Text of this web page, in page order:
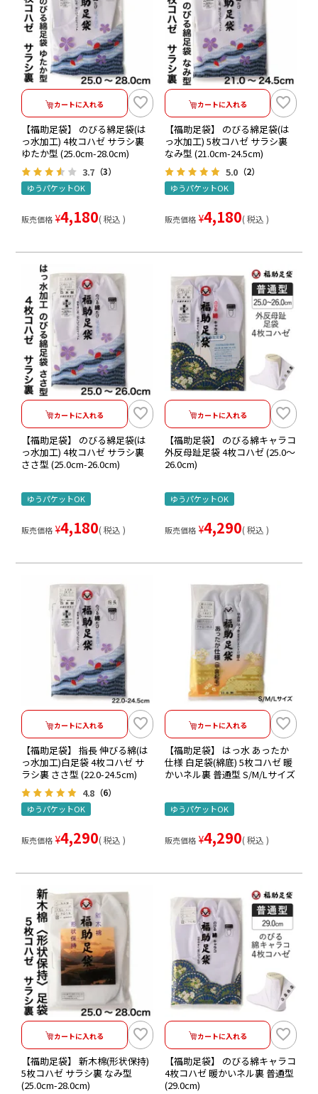
カートに入れる
【福助足袋】 のびる綿足袋(は
っ水加工) 4枚コハゼ サラシ裏
ゆたか型 (25.0cm-28.0cm)
3.7 （3）
ゆうパケットOK
販売価格 ¥4,180 税込
カートに入れる
【福助足袋】 のびる綿足袋(は
っ水加工) 5枚コハゼ サラシ裏
なみ型 (21.0cm-24.5cm)
5.0 （2）
ゆうパケットOK
販売価格 ¥4,180 税込
カートに入れる
【福助足袋】 のびる綿足袋(は
っ水加工) 4枚コハゼ サラシ裏
ささ型 (25.0cm-26.0cm)
ゆうパケットOK
販売価格 ¥4,180 税込
カートに入れる
【福助足袋】 のびる綿キャラコ
外反母趾足袋 4枚コハゼ (25.0～
26.0cm)
ゆうパケットOK
販売価格 ¥4,290 税込
カートに入れる
【福助足袋】 指長 伸びる綿(は
っ水加工)白足袋 4枚コハゼ サ
ラシ裏 ささ型 (22.0-24.5cm)
4.8 （6）
ゆうパケットOK
販売価格 ¥4,290 税込
カートに入れる
【福助足袋】 はっ水 あったか
仕様 白足袋(綿底) 5枚コハゼ 暖
かいネル裏 普通型 S/M/Lサイズ
ゆうパケットOK
販売価格 ¥4,290 税込
カートに入れる
【福助足袋】 新木棉(形状保持)
5枚コハゼ サラシ裏 なみ型
(25.0cm-28.0cm)
カートに入れる
【福助足袋】 のびる綿キャラコ
4枚コハゼ 暖かいネル裏 普通型
(29.0cm)